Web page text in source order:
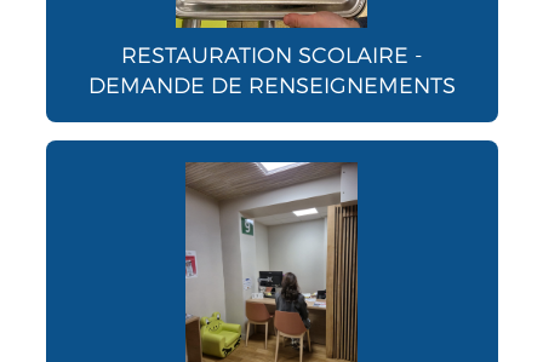
RESTAURATION SCOLAIRE -
DEMANDE DE RENSEIGNEMENTS